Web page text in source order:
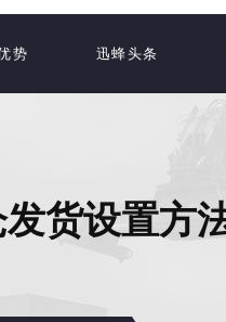
势 迅蜂头条
货设置方